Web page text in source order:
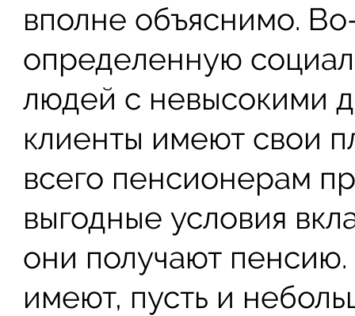
вполне объяснимо.
определенную
людей с невысокими
клиенты имеют свои
всего пенсионерам
выгодные условия
они получают
имеют, пусть и